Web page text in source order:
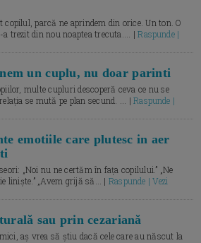
copilul, parcă ne aprindem din orice. Un ton. O
a trezit din nou noaptea trecuta.... |Raspunde |
un cuplu, nu doar parinti
multe cupluri descoperă ceva ce nu se
se mută pe plan secund. ... |Raspunde |
emotiile care plutesc in aer
„Noi nu ne certăm în fața copilului.” „Ne
liniște.” „Avem grijă să... | Raspunde | Vezi
sau prin cezariană
aș vrea să știu dacă cele care au născut la